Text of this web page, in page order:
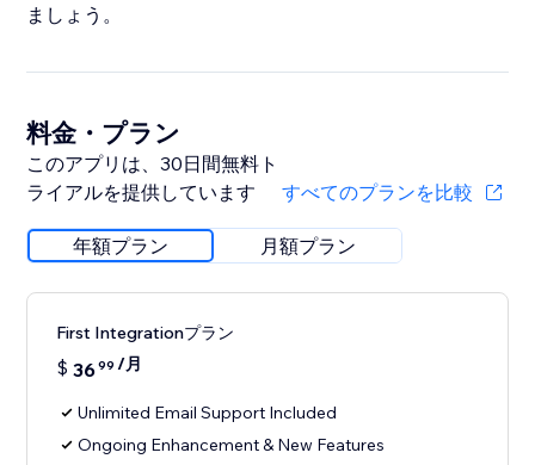
ましょう。
料金・プラン
このアプリは、30日間無料ト
ライアルを提供しています
すべてのプランを比較
年額プラン 月額プラン
First Integrationプラン
$ 3699 /月
Unlimited Email Support Included
Ongoing Enhancement & New Features